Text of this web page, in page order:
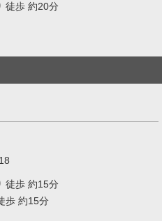
徒歩 約20分
徒歩 約15分
歩 約15分